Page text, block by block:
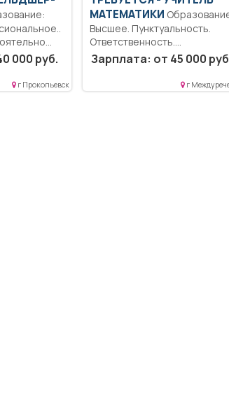
и
000 руб.
г Прокопьевск
МАТЕМАТИКИ
Высшее. Пунктуальность.
Ответственность.
Дисциплинированность..
Обучение и воспитание
Зарплата: от 45 000
г